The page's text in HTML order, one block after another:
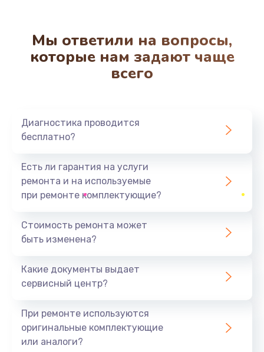
Ремонт ЦЗУ
750 руб.
520 руб.
Замена датчиков
640 руб.
Декальцинация
1200 руб.
Мы ответили на вопросы,
которые нам задают чаще
всего
Диагностика проводится
бесплатно?
Есть ли гарантия на услуги
ремонта и на используемые
при ремонте комплектующие?
Стоимость ремонта может
быть изменена?
Какие документы выдает
сервисный центр?
При ремонте используются
оригинальные комплектующие
или аналоги?